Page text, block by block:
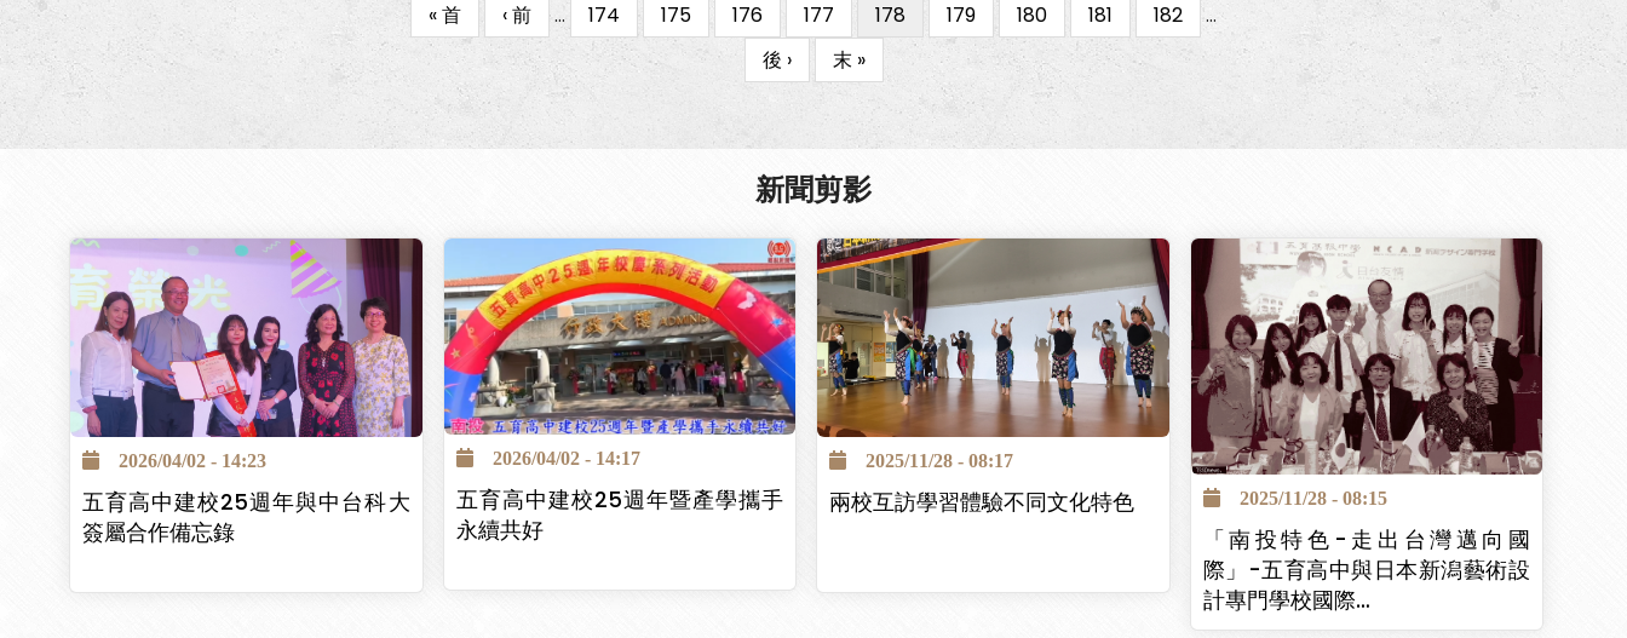
Pagination
First
page
« 首
Previous
page
‹ 前 … Page
174 Page
175 Page
176 Page
177
目
前
頁
面
178 Page
179 Page
180 Page
181 Page
182
…
下
一
後 ›
Last
page
末 »
新聞剪影
2026/04/02 - 14:23
五育高中建校25週年與中台科大
簽屬合作備忘錄
2026/04/02 - 14:17
五育高中建校25週年暨產學攜手
永續共好
2025/11/28 - 08:17
兩校互訪學習體驗不同文化特色 2025/11/28 - 08:15
「南投特色-走出台灣邁向國
際」-五育高中與日本新潟藝術設
計專門學校國際…